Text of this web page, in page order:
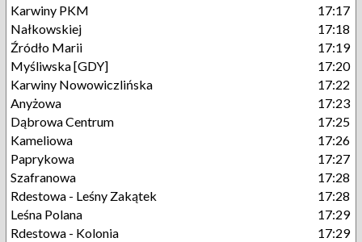
Karwiny PKM
17:17
Nałkowskiej
17:18
Źródło Marii
17:19
Myśliwska [GDY]
17:20
Karwiny Nowowiczlińska
17:22
Anyżowa
17:23
Dąbrowa Centrum
17:25
Kameliowa
17:26
Paprykowa
17:27
Szafranowa
17:28
Rdestowa - Leśny Zakątek
17:28
Leśna Polana
17:29
Rdestowa - Kolonia
17:29